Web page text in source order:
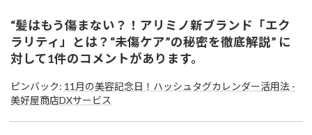
“髪はもう傷まない？！アリミノ新ブランド「エク
ラリティ」とは？“未傷ケア”の秘密を徹底解説” に
対して1件のコメントがあります。
ピンバック: 11月の美容記念日！ハッシュタグカレンダー活用法 -
美好屋商店DXサービス